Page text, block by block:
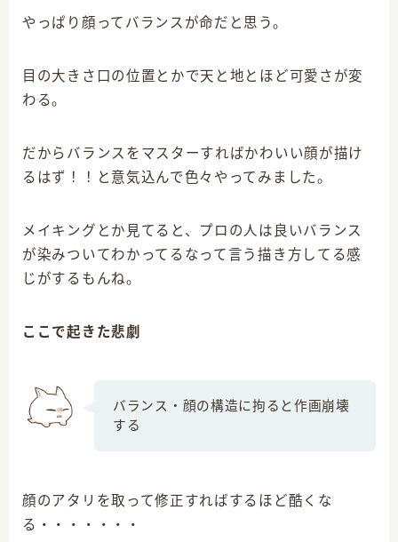
やっぱり顔ってバランスが命だと思う。
目の大きさ口の位置とかで天と地とほど可愛さが変
わる。
だからバランスをマスターすればかわいい顔が描け
るはず！！と意気込んで色々やってみました。
メイキングとか見てると、プロの人は良いバランス
が染みついてわかってるなって言う描き方してる感
じがするもんね。
ここで起きた悲劇
バランス・顔の構造に拘ると作画崩壊
する
顔のアタリを取って修正すればするほど酷くな
る・・・・・・・